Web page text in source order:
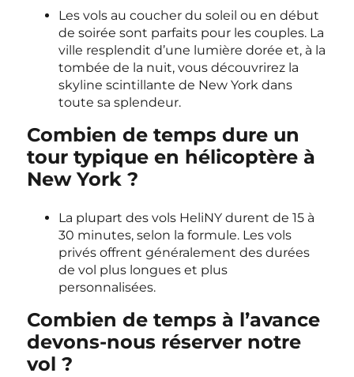
Les vols au coucher du soleil ou en début
de soirée sont parfaits pour les couples. La
ville resplendit d’une lumière dorée et, à la
tombée de la nuit, vous découvrirez la
skyline scintillante de New York dans
toute sa splendeur.
Combien de temps dure un
tour typique en hélicoptère à
New York ?
La plupart des vols HeliNY durent de 15 à
30 minutes, selon la formule. Les vols
privés offrent généralement des durées
de vol plus longues et plus
personnalisées.
Combien de temps à l’avance
devons-nous réserver notre
vol ?